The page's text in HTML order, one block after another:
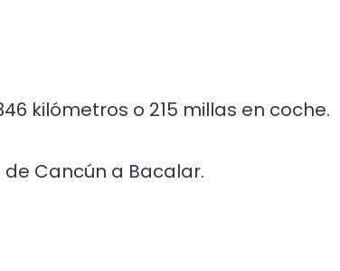
kilómetros o 215 millas en coche.
Cancún a Bacalar.